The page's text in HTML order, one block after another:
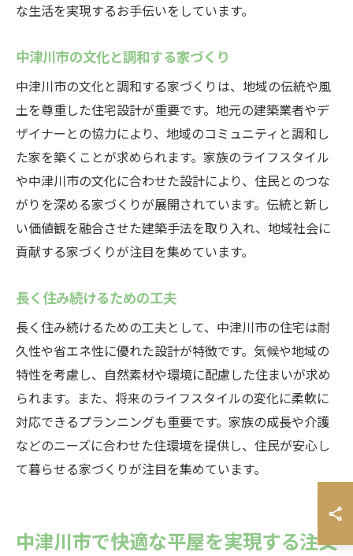
な生活を実現するお手伝いをしています。
中津川市の文化と調和する家づくり
中津川市の文化と調和する家づくりは、地域の伝統や風
土を尊重した住宅設計が重要です。地元の建築業者やデ
ザイナーとの協力により、地域のコミュニティと調和し
た家を築くことが求められます。家族のライフスタイル
や中津川市の文化に合わせた設計により、住民とのつな
がりを深める家づくりが展開されています。伝統と新し
い価値観を融合させた建築手法を取り入れ、地域社会に
貢献する家づくりが注目を集めています。
長く住み続けるための工夫
長く住み続けるための工夫として、中津川市の住宅は耐
久性や省エネ性に優れた設計が特徴です。気候や地域の
特性を考慮し、自然素材や環境に配慮した住まいが求め
られます。また、将来のライフスタイルの変化に柔軟に
対応できるプランニングも重要です。家族の成長や介護
などのニーズに合わせた住環境を提供し、住民が安心し
て暮らせる家づくりが注目を集めています。
中津川市で快適な平屋を実現する注文